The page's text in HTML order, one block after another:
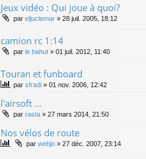
Jeux vidéo : Qui joue à quoi?
par eljuclemar » 28 juil. 2005, 18:12
camion rc 1:14
par le bahut » 01 juil. 2012, 11:40
Touran et funboard
par sfradi » 01 nov. 2006, 12:42
l'airsoft ...
par rasta » 27 mars 2014, 21:50
Nos vélos de route
par webjo » 27 déc. 2007, 23:14